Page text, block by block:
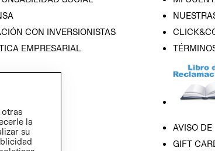
CON INVERSIONISTAS
EMPRESARIAL
AVISO
GIFT
otras
la
su